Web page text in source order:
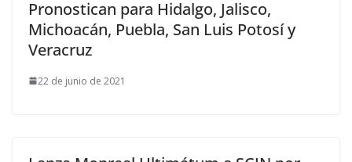
Pronostican para Hidalgo, Jalisco,
Michoacán, Puebla, San Luis Potosí y
Veracruz
22 de junio de 2021